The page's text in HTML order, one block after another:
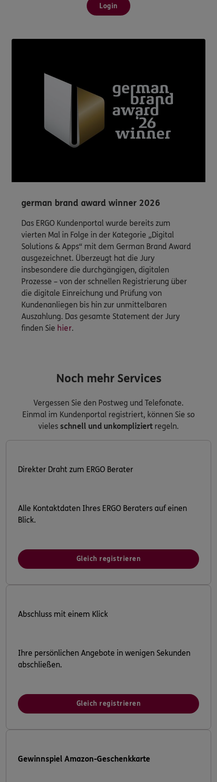
Login
german brand award winner 2026
Das ERGO Kundenportal wurde bereits zum
vierten Mal in Folge in der Kategorie „Digital
Solutions & Apps“ mit dem German Brand Award
ausgezeichnet. Überzeugt hat die Jury
insbesondere die durchgängigen, digitalen
Prozesse – von der schnellen Registrierung über
die digitale Einreichung und Prüfung von
Kundenanliegen bis hin zur unmittelbaren
Auszahlung. Das gesamte Statement der Jury
finden Sie hier.
Noch mehr Services
Vergessen Sie den Postweg und Telefonate.
Einmal im Kundenportal registriert, können Sie so
vieles schnell und unkompliziert regeln.
Direkter Draht zum ERGO Berater
Alle Kontaktdaten Ihres ERGO Beraters auf einen
Blick.
Gleich registrieren
Abschluss mit einem Klick
Ihre persönlichen Angebote in wenigen Sekunden
abschließen.
Gleich registrieren
Gewinnspiel Amazon-Geschenkkarte